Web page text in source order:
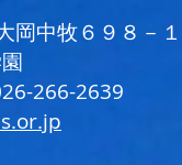
岡中牧６９８－１
266-2639